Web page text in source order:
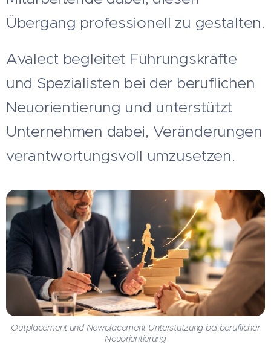
Übergang professionell zu gestalten.
Avalect begleitet Führungskräfte
und Spezialisten bei der beruflichen
Neuorientierung und unterstützt
Unternehmen dabei, Veränderungen
verantwortungsvoll umzusetzen.
Outplacement und Newplacement Unterstützung bei beruflicher
Neuorientierung